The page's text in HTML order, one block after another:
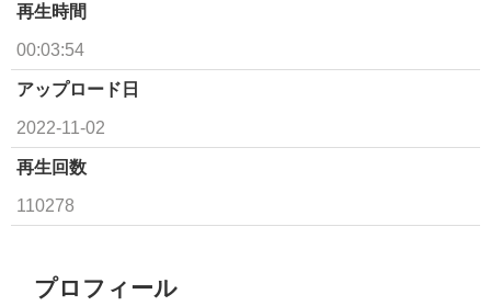
再生時間
00:03:54
アップロード日
2022-11-02
再生回数
110278
プロフィール